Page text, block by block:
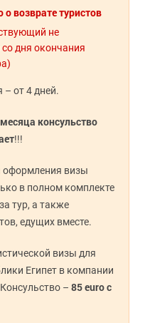
возврате туристов
не
со дня окончания
– от 4 дней.
консульство
!!!
визы
в полном комплекте
тур, а также
едущих вместе.
визы для
Египет в компании
Консульство –85 euro с